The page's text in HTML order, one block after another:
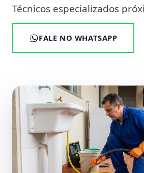
Técnicos especializados
FALE NO WHATSAPP